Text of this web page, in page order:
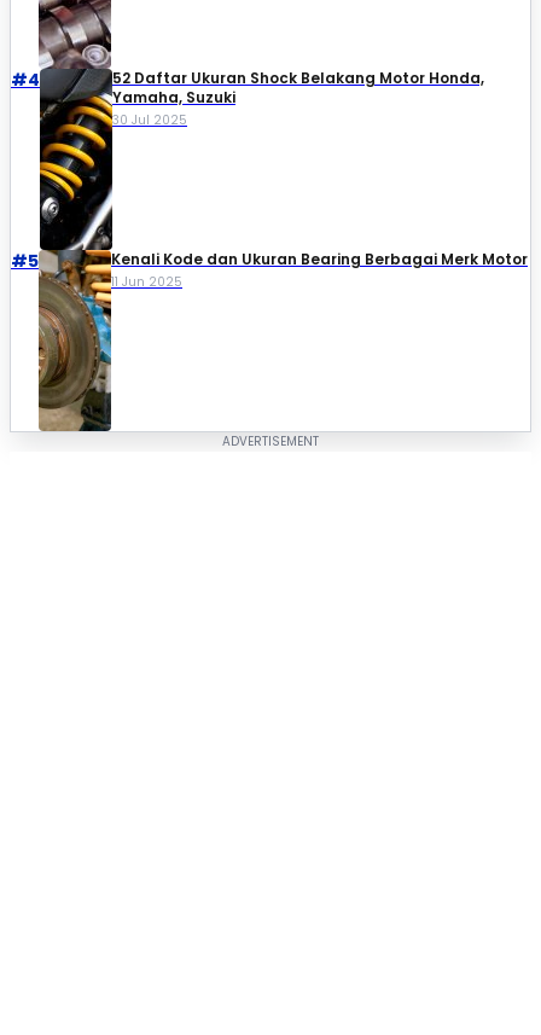
#4
52 Daftar Ukuran Shock Belakang Motor Honda,
Yamaha, Suzuki​
30 Jul 2025
#5 Kenali Kode dan Ukuran Bearing Berbagai Merk Motor
11 Jun 2025